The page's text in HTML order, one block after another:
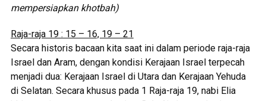
mempersiapkan khotbah)
Raja-raja 19 : 15 – 16, 19 – 21
Secara historis bacaan kita saat ini dalam periode raja-raja
Israel dan Aram, dengan kondisi Kerajaan Israel terpecah
menjadi dua: Kerajaan Israel di Utara dan Kerajaan Yehuda
di Selatan. Secara khusus pada 1 Raja-raja 19, nabi Elia